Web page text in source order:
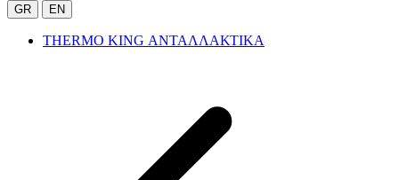
GR EN
THERMO KING ΑΝΤΑΛΛΑΚΤΙΚΑ